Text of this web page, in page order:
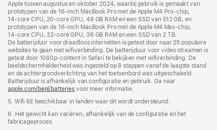
Apple tussen augustus en oktober 2024, waarbij gebruik is gemaakt van
prototypen van de 16‑inch MacBook Pro met de Apple M4 Pro-chip,
14‑core CPU, 20‑core GPU, 48 GB RAM en een SSD van 512 GB, en
prototypen van de 16‑inch MacBook Pro met de Apple M4 Max-chip,
14‑core CPU, 32‑core GPU, 36 GB RAM en een SSD van 2 TB.
De batterijduur voor draadloos internetten is getest door naar 25 populaire
websites te gaan met wifiverbinding. De batterijduur voor video streamen is
getest door 1080p-content in Safari te bekijken met wifiverbinding. De
beeldscherm­helderheid was ingesteld op 8 stappen vanaf de laagste stand
en de achtergrond­verlichting van het toetsenbord was uitgeschakeld.
Batterijduur is afhankelijk van configuratie en gebruik. Ga naar
apple.com/benl/batteries voor meer informatie.
5. Wifi 6E beschikbaar in landen waar dit wordt ondersteund.
6. Het gewicht kan variëren, afhankelijk van de configuratie en het
fabricageproces.